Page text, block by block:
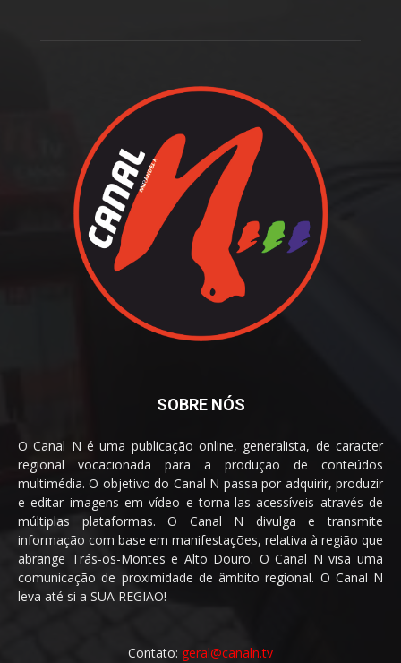
SOBRE NÓS
O Canal N é uma publicação online, generalista, de caracter
regional vocacionada para a produção de conteúdos
multimédia. O objetivo do Canal N passa por adquirir, produzir
e editar imagens em vídeo e torna-las acessíveis através de
múltiplas plataformas. O Canal N divulga e transmite
informação com base em manifestações, relativa à região que
abrange Trás-os-Montes e Alto Douro. O Canal N visa uma
comunicação de proximidade de âmbito regional. O Canal N
leva até si a SUA REGIÃO!
Contato: geral@canaln.tv